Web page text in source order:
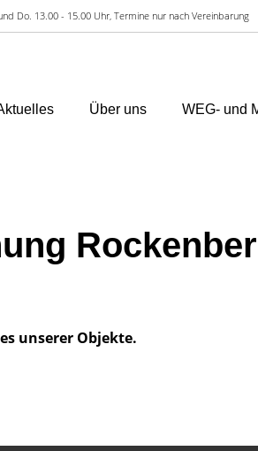
Do. 13.00 - 15.00 Uhr, Termine nur nach Vereinbarung
Über uns WEG- und
unserer Objekte.